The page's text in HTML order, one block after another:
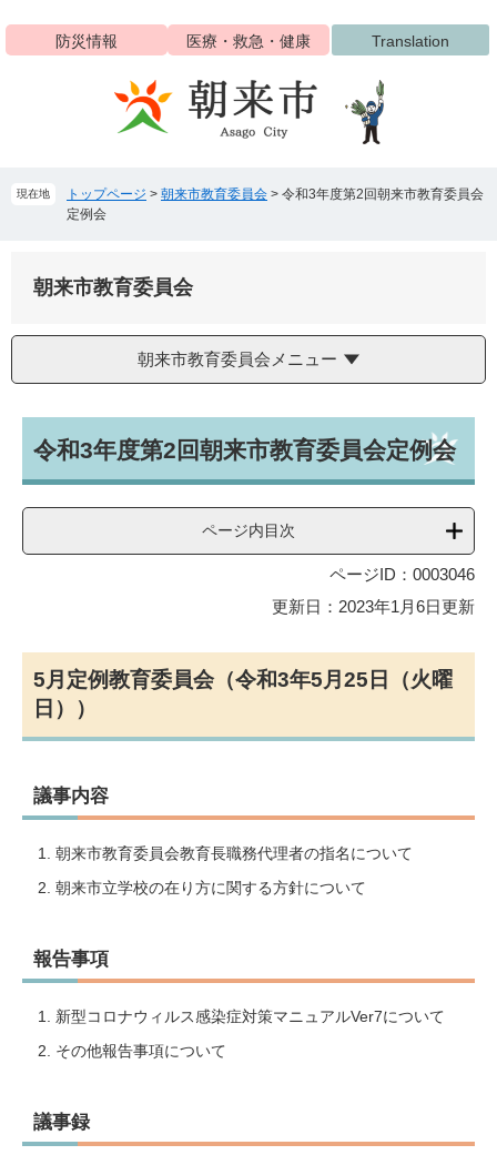
ジ
ュ
防災情報 医療・救急・健康 Translation
現在地 トップページ > 朝来市教育委員会 > 令和3年度第2回朝来市教育委員会
定例会
朝来市教育委員会
朝来市教育委員会メニュー
文令和3年度第2回朝来市教育委員会定例会
ページ内目次
ページID：0003046
更新日：2023年1月6日更新
5月定例教育委員会（令和3年5月25日（火曜
日））
議事内容
朝来市教育委員会教育長職務代理者の指名について
朝来市立学校の在り方に関する方針について
報告事項
新型コロナウィルス感染症対策マニュアルVer7について
その他報告事項について
議事録